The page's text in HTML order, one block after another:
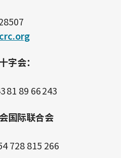
字会：
81 89 66 243
国际联合会
728 815 266